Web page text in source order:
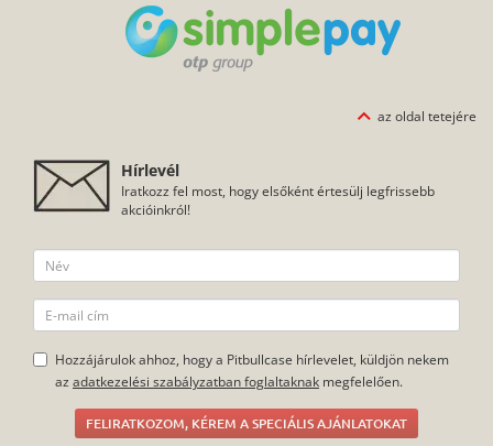
az oldal tetejére
Hírlevél
Iratkozz fel most, hogy elsőként értesülj legfrissebb
akcióinkról!
Hozzájárulok ahhoz, hogy a Pitbullcase hírlevelet, küldjön nekem
az adatkezelési szabályzatban foglaltaknak megfelelően.
FELIRATKOZOM, KÉREM A SPECIÁLIS AJÁNLATOKAT